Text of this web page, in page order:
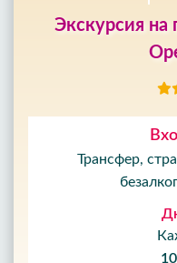
Экскурсия на
Трансфер,